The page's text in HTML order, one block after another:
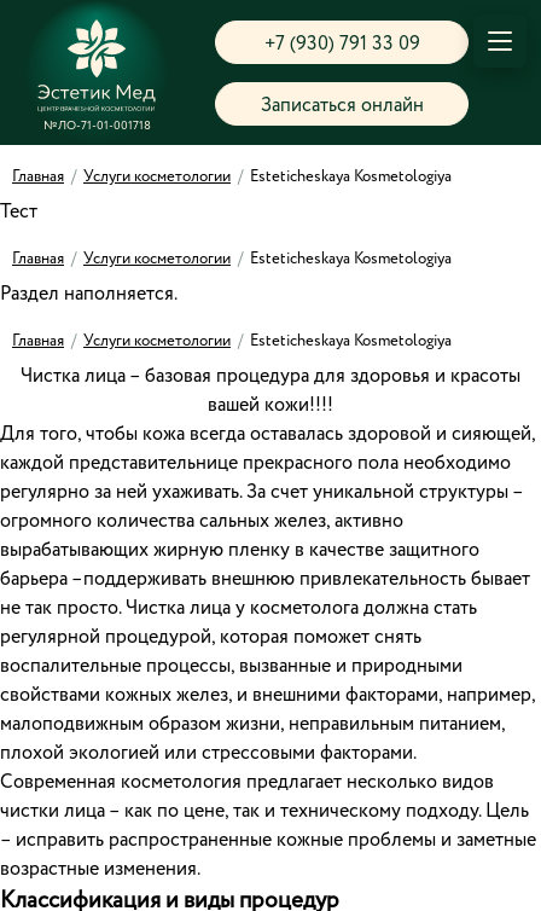
+7 (930) 791 33 09
№ЛО-71-01-001718
Записаться онлайн
Главная / Услуги косметологии / Esteticheskaya Kosmetologiya
Тест
Главная / Услуги косметологии / Esteticheskaya Kosmetologiya
Раздел наполняется.
Главная / Услуги косметологии / Esteticheskaya Kosmetologiya
Чистка лица – базовая процедура для здоровья и красоты
вашей кожи!!!!
Для того, чтобы кожа всегда оставалась здоровой и сияющей,
каждой представительнице прекрасного пола необходимо
регулярно за ней ухаживать. За счет уникальной структуры –
огромного количества сальных желез, активно
вырабатывающих жирную пленку в качестве защитного
барьера –поддерживать внешнюю привлекательность бывает
не так просто. Чистка лица у косметолога должна стать
регулярной процедурой, которая поможет снять
воспалительные процессы, вызванные и природными
свойствами кожных желез, и внешними факторами, например,
малоподвижным образом жизни, неправильным питанием,
плохой экологией или стрессовыми факторами.
Современная косметология предлагает несколько видов
чистки лица – как по цене, так и техническому подходу. Цель
– исправить распространенные кожные проблемы и заметные
возрастные изменения.
Классификация и виды процедур